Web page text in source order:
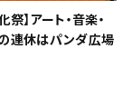
祭】アート・音楽・
連休はパンダ広場